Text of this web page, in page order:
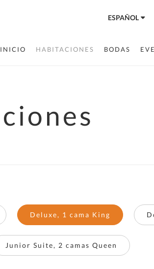
ESPAÑOL
HABITACIONES BODAS
Deluxe, 1 cama King
Junior Suite, 2 camas Queen